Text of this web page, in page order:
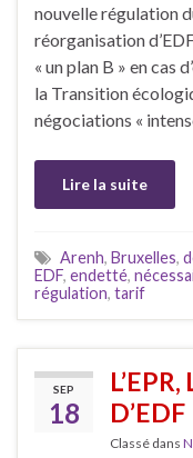
nouvelle régulation
réorganisation
« un plan B » en cas
la Transition
négociations «
Lire la suite
Arenh, Bruxelles,
EDF, endetté,
régulation, tarif
SEP
18
D’EDF
Classé dans